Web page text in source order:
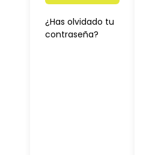
¿Has olvidado tu
contraseña?